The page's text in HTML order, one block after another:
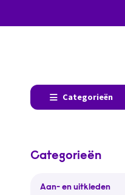
Categorieën
Categorieën
Aan- en uitkleden